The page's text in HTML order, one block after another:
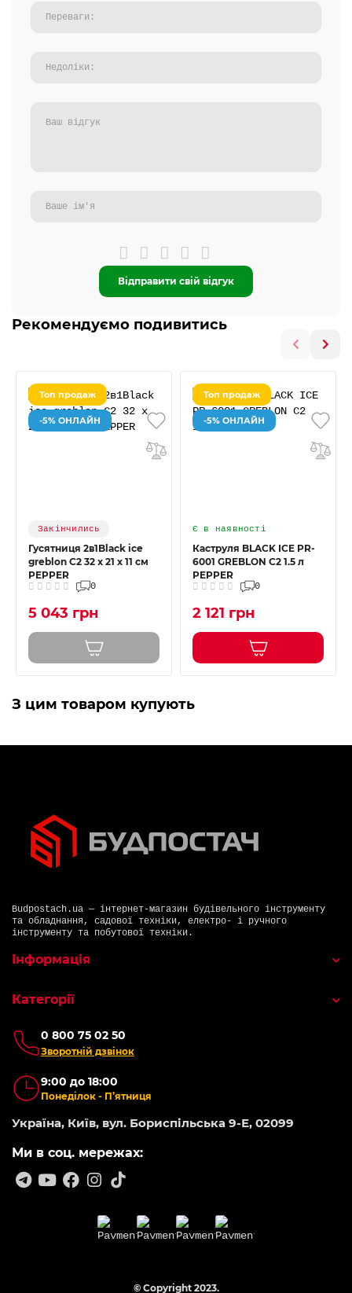
Відправити свій відгук
Рекомендуємо подивитись
Топ продаж
-5% ОНЛАЙН
Закінчились
Гусятниця 2в1Black ice
greblon C2 32 x 21 x 11 см
PEPPER
0
5 043 грн
Топ продаж
-5% ОНЛАЙН
Є в наявності
Каструля BLACK ICE PR-
6001 GREBLON C2 1.5 л
PEPPER
0
2 121 грн
З цим товаром купують
Budpostach.ua — інтернет-магазин будівельного інструменту
та обладнання, садової техніки, електро- і ручного
інструменту та побутової техніки.
0 800 75 02 50
Зворотній дзвінок
9:00 до 18:00
Понеділок - П’ятниця
Україна, Київ, вул. Бориспільська 9-Е, 02099
Ми в соц. мережах:
Інформація
Категорії
© Copyright 2023.